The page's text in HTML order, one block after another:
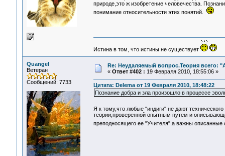
природе,это ж изобретение человечества.
понимание относительности этих понятий.
Истина в том, что истины не существует
Quangel
Ветеран
Сообщений: 7733
Re: Неудаляемый вопрос.Теория всего:
« Ответ #402 : 19 Февраля 2010, 18:55:06 »
Цитата: Delema от 19 Февраля 2010, 18:48:22
Познание добра и зла произошло в процессе
Я к тому,что любые "индиги" не дают
теории,проверенной опытным путем и
преподносящего ее "Учителя",а важны описанные